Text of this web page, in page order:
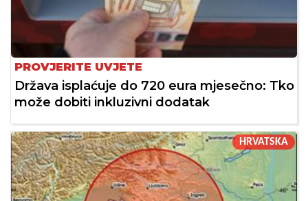
PROVJERITE UVJETE
Država isplaćuje do 720 eura mjesečno: Tko
može dobiti inkluzivni dodatak
HRVATSKA